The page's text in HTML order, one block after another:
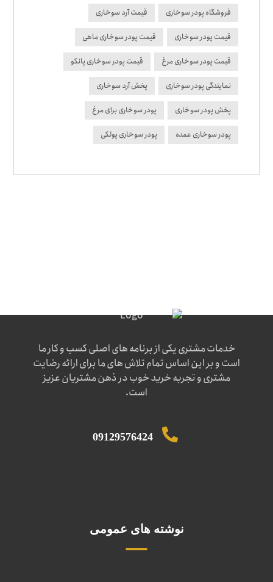
فروشگاه پودر سوخاری قیمت آرد سوخاری
قیمت پودر سوخاری قیمت پودر سوخاری ماهی
قیمت پودر سوخاری مرغ قیمت پودر سوخاری پانکو
نمایندگی پودر سوخاری پخش آرد سوخاری
پخش پودر سوخاری پودر سوخاری برای مرغ
پودر سوخاری عمده پودر سوخاری پولکی
خدمات مشتری یکی از برنامه های اصلی کسب و کار ما
است و بر این اساس تمام تلاش های ما برای ارائه رضایت
مشتری و تجربه خرید خوب در ذهن مشتریان عزیز
است.
09129576424
نوشته های عمومی